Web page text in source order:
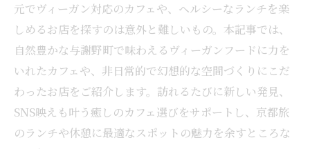
元でヴィーガン対応のカフェや、ヘルシーなランチを楽
しめるお店を探すのは意外と難しいもの。本記事では、
自然豊かな与謝野町で味わえるヴィーガンフードに力を
いれたカフェや、非日常的で幻想的な空間づくりにこだ
わったお店をご紹介します。訪れるたびに新しい発見、
SNS映えも叶う癒しのカフェ選びをサポートし、京都旅
のランチや休憩に最適なスポットの魅力を余すところな